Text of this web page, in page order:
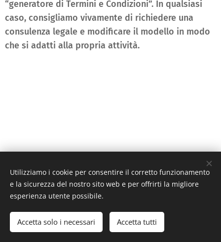
“generatore di Termini e Condizioni”. In qualsiasi
caso, consigliamo vivamente di richiedere una
consulenza legale e modificare il modello in modo
che si adatti alla propria attività.
© 2021 Amici di don Maurizio o.n.l.u.s.
amicididonmaurizio@gmail.com
Associazione di Volontariato
Cookies
Utilizziamo i cookie per consentire il corretto funzionamento
e la sicurezza del nostro sito web e per offrirti la migliore
esperienza utente possibile.
Accetta solo i necessari Accetta tutti